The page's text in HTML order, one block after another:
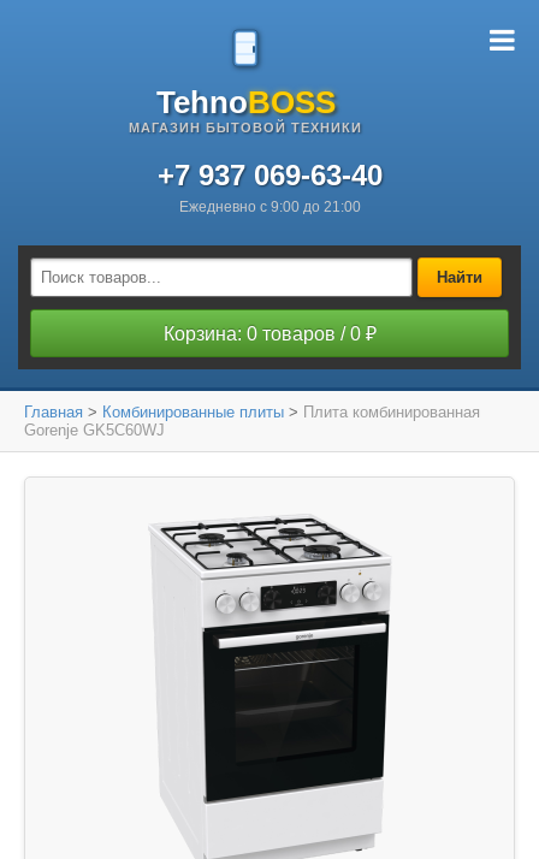
TehnoBOSS
МАГАЗИН БЫТОВОЙ ТЕХНИКИ
+7 937 069-63-40
Ежедневно с 9:00 до 21:00
Найти
Корзина: 0 товаров / 0 ₽
Главная > Комбинированные плиты > Плита комбинированная
Gorenje GK5C60WJ